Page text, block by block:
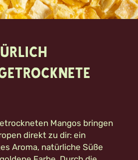
Mangos bringen
direkt zu dir: ein
Aroma, natürliche Süße